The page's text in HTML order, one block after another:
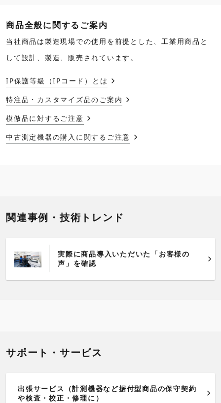
商品全般に関するご案内
当社商品は製造現場での使用を前提とした、工業用商品と
して設計、製造、販売されています。
IP保護等級（IPコード）とは
特注品・カスタマイズ品のご案内
模倣品に対するご注意
中古測定機器の購入に関するご注意
関連事例・技術トレンド
実際に商品導入いただいた「お客様の
声」を確認
サポート・サービス
出張サービス（計測機器など据付型商品の保守契約
や検査・校正・修理に）